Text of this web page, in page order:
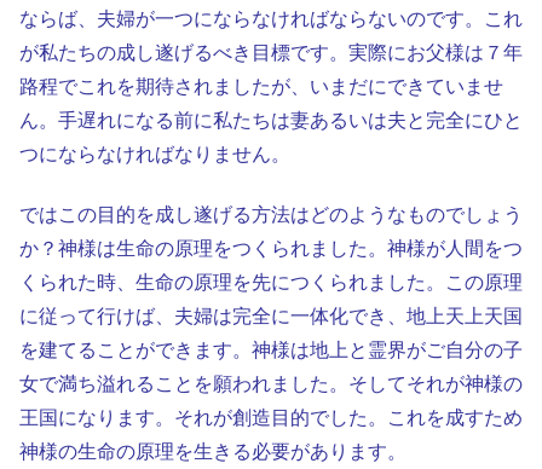
ならば、夫婦が一つにならなければならないのです。これ
が私たちの成し遂げるべき目標です。実際にお父様は７年
路程でこれを期待されましたが、いまだにできていませ
ん。手遅れになる前に私たちは妻あるいは夫と完全にひと
つにならなければなりません。
ではこの目的を成し遂げる方法はどのようなものでしょう
か？神様は生命の原理をつくられました。神様が人間をつ
くられた時、生命の原理を先につくられました。この原理
に従って行けば、夫婦は完全に一体化でき、地上天上天国
を建てることができます。神様は地上と霊界がご自分の子
女で満ち溢れることを願われました。そしてそれが神様の
王国になります。それが創造目的でした。これを成すため
神様の生命の原理を生きる必要があります。